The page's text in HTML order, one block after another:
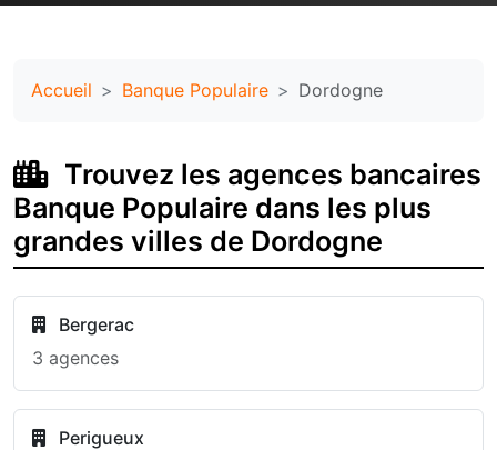
Accueil Banque Populaire Dordogne
Trouvez les agences bancaires
Banque Populaire dans les plus
grandes villes de Dordogne
Bergerac
3 agences
Perigueux